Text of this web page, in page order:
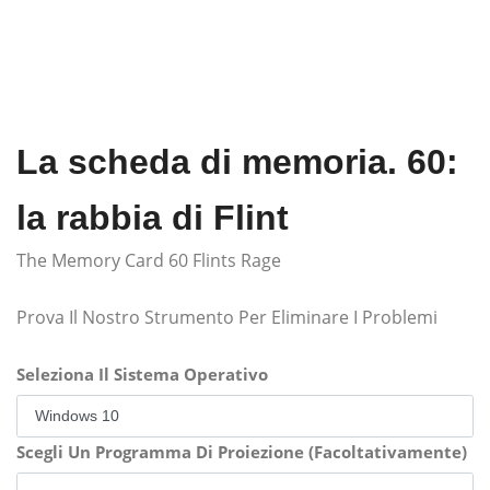
La scheda di memoria. 60:
la rabbia di Flint
The Memory Card 60 Flints Rage
Prova Il Nostro Strumento Per Eliminare I Problemi
Seleziona Il Sistema Operativo
Scegli Un Programma Di Proiezione (Facoltativamente)